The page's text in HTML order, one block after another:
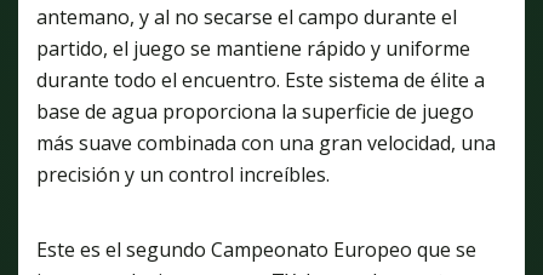
antemano, y al no secarse el campo durante el
partido, el juego se mantiene rápido y uniforme
durante todo el encuentro. Este sistema de élite a
base de agua proporciona la superficie de juego
más suave combinada con una gran velocidad, una
precisión y un control increíbles.
Este es el segundo Campeonato Europeo que se